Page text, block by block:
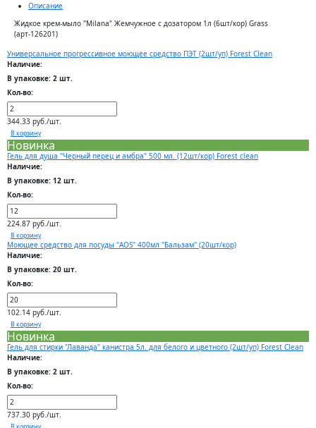
Описание
Жидкое крем-мыло "Milana" Жемчужное с дозатором 1л (6шт/кор) Grass
(арт-126201)
Универсальное прогрессивное моющее средство ПЭТ (2шт/уп) Forest Clean
Наличие:
В упаковке: 2 шт.
Кол-во:
344.33 руб./шт.
В корзину
Новинка
Гель для душа "Черный перец и амбра" 500 мл. (12шт/кор) Forest clean
Наличие:
В упаковке: 12 шт.
Кол-во:
224.87 руб./шт.
В корзину
Моющее средство для посуды "AOS" 400мл "Бальзам" (20шт/кор)
Наличие:
В упаковке: 20 шт.
Кол-во:
102.14 руб./шт.
В корзину
Новинка
Гель для стирки "Лаванда" канистра 5л. для белого и цветного (2шт/уп) Forest Clean
Наличие:
В упаковке: 2 шт.
Кол-во:
737.30 руб./шт.
В корзину